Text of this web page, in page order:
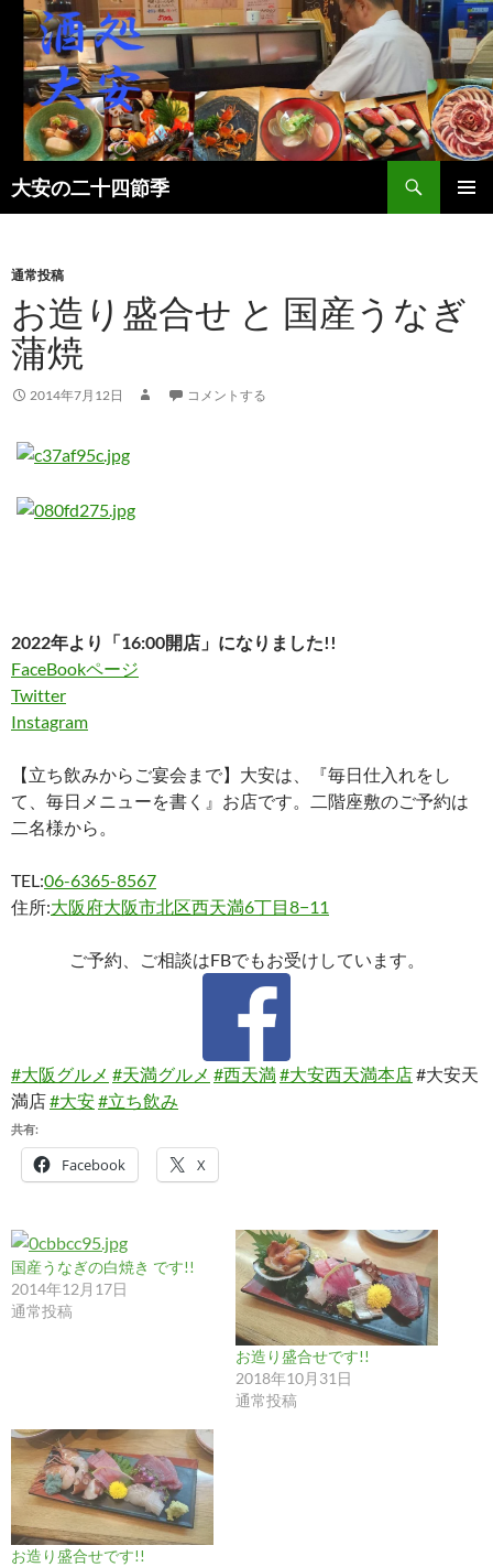
大安の二十四節季
検
索
ン
ツ
へ
ス
キ
ッ
通常投稿
お造り盛合せ と 国産うなぎ
蒲焼
2014年7月12日 コメントする
2022年より「16:00開店」になりました!!
FaceBookページ
Twitter
Instagram
【立ち飲みからご宴会まで】大安は、『毎日仕入れをし
て、毎日メニューを書く』お店です。二階座敷のご予約は
二名様から。
TEL:06-6365-8567
住所:大阪府大阪市北区西天満6丁目8−11
ご予約、ご相談はFBでもお受けしています。
#大阪グルメ #天満グルメ #西天満#大安西天満本店#大安天
満店#大安#立ち飲み
共有:
Facebook X
国産うなぎの白焼き です!!
2014年12月17日
通常投稿
お造り盛合せです!!
2018年10月31日
通常投稿
お造り盛合せです!!